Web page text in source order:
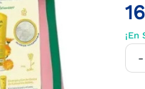
¡En
-